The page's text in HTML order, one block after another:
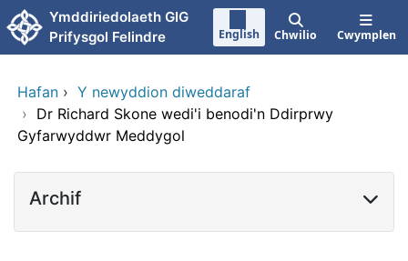
Neidio i'r prif gynnwy
Ymddiriedolaeth GIG
Prifysgol Felindre
English Chwilio Cwymplen
Hafan › Y newyddion diweddaraf
› Dr Richard Skone wedi'i benodi'n Ddirprwy
Gyfarwyddwr Meddygol
Archif